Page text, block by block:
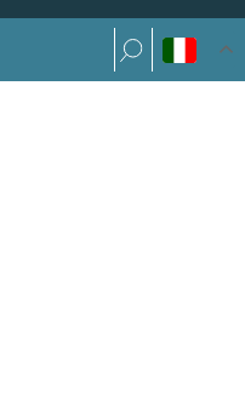
Ricerca per: